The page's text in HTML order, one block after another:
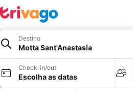
Destino
Motta Sant'Anastasia
Check-in/out
Escolha as datas